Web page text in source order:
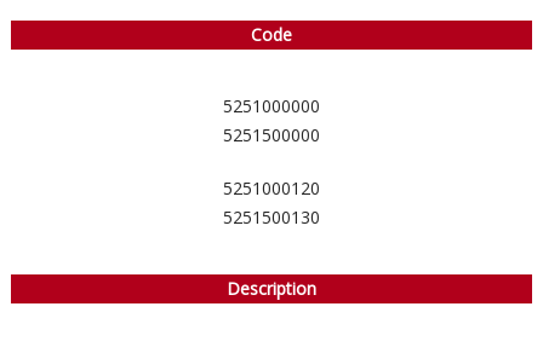
Code
5251000000
5251500000
5251000120
5251500130
Description